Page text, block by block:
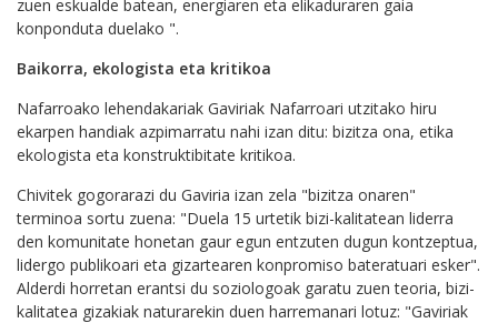
zuen eskualde batean, energiaren eta elikaduraren gaia
konponduta duelako ".
Baikorra, ekologista eta kritikoa
Nafarroako lehendakariak Gaviriak Nafarroari utzitako hiru
ekarpen handiak azpimarratu nahi izan ditu: bizitza ona, etika
ekologista eta konstruktibitate kritikoa.
Chivitek gogorarazi du Gaviria izan zela "bizitza onaren"
terminoa sortu zuena: "Duela 15 urtetik bizi-kalitatean liderra
den komunitate honetan gaur egun entzuten dugun kontzeptua,
lidergo publikoari eta gizartearen konpromiso bateratuari esker".
Alderdi horretan erantsi du soziologoak garatu zuen teoria, bizi-
kalitatea gizakiak naturarekin duen harremanari lotuz: "Gaviriak